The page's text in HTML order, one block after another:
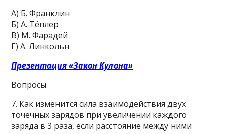
А) Б. Франклин
Б) А. Тёплер
В) М. Фарадей
Г) А. Линкольн
Презентация «Закон Кулона»
Вопросы
7. Как изменится сила взаимодействия двух
точечных зарядов при увеличении каждого
заряда в 3 раза, если расстояние между ними